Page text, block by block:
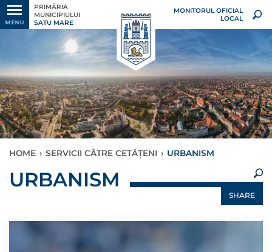
MENU
PRIMĂRIA
MUNICIPIULUI
SATU MARE
MONITORUL OFICIAL
LOCAL
HOME › SERVICII CĂTRE CETĂȚENI › URBANISM
×
URBANISM
SHARE